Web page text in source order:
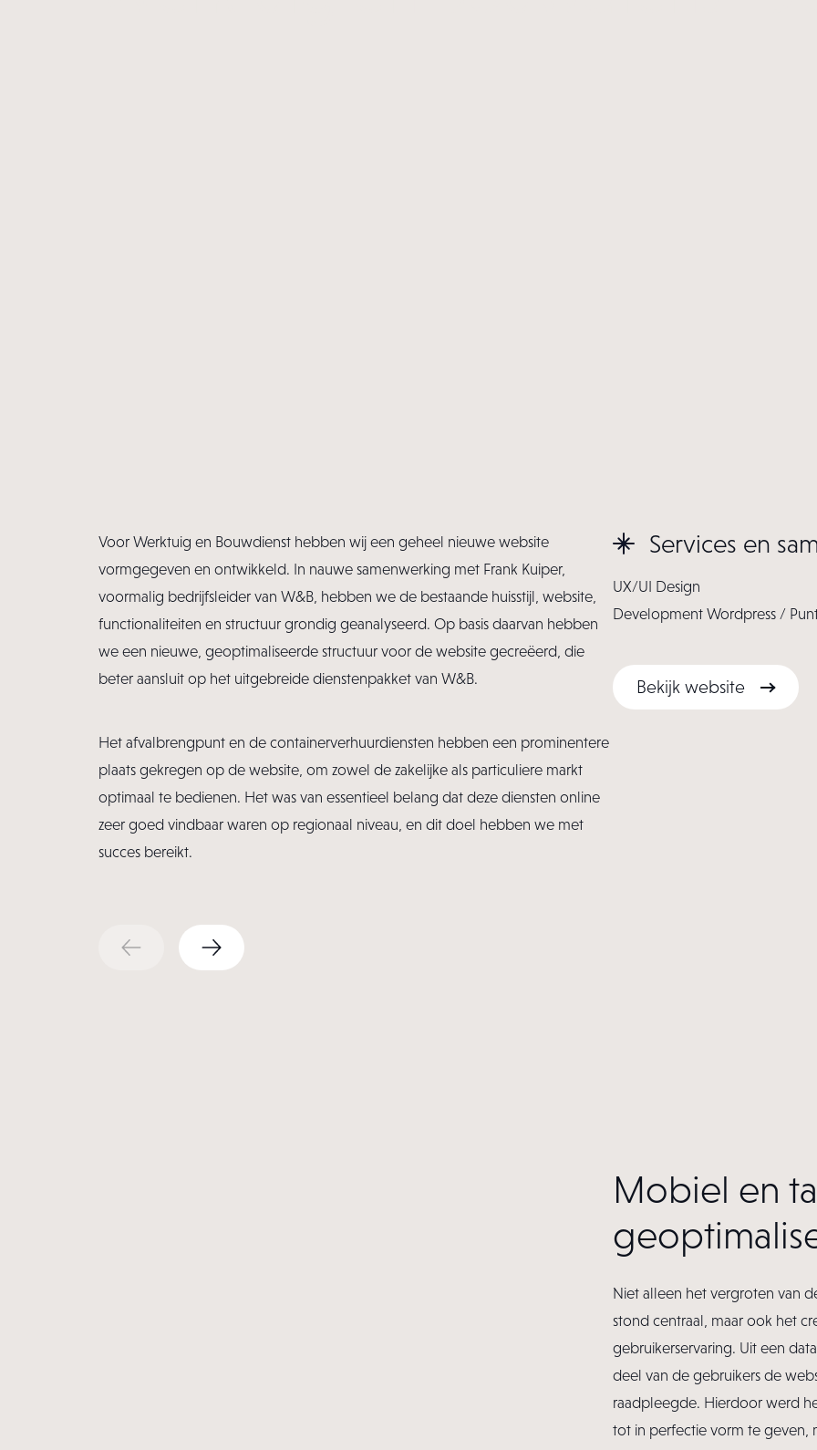
Voor Werktuig en Bouwdienst hebben wij een geheel nieuwe website
vormgegeven en ontwikkeld. In nauwe samenwerking met Frank Kuiper,
voormalig bedrijfsleider van W&B, hebben we de bestaande huisstijl, website,
functionaliteiten en structuur grondig geanalyseerd. Op basis daarvan hebben
we een nieuwe, geoptimaliseerde structuur voor de website gecreëerd, die
beter aansluit op het uitgebreide dienstenpakket van W&B.
Het afvalbrengpunt en de containerverhuurdiensten hebben een prominentere
plaats gekregen op de website, om zowel de zakelijke als particuliere markt
optimaal te bedienen. Het was van essentieel belang dat deze diensten online
zeer goed vindbaar waren op regionaal niveau, en dit doel hebben we met
succes bereikt.
Services en
UX/UI Design
Development Wordpress /
Bekijk website
Mobiel en
Niet alleen het vergroten van
stond centraal, maar ook het
gebruikerservaring. Uit een
deel van de gebruikers de
raadpleegde. Hierdoor werd
tot in perfectie vorm te geven,